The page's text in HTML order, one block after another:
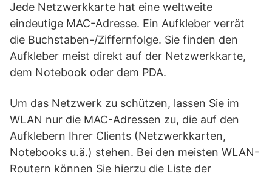
Jede Netzwerkkarte hat eine weltweite
eindeutige MAC-Adresse. Ein Aufkleber verrät
die Buchstaben-/Ziffernfolge. Sie finden den
Aufkleber meist direkt auf der Netzwerkkarte,
dem Notebook oder dem PDA.
Um das Netzwerk zu schützen, lassen Sie im
WLAN nur die MAC-Adressen zu, die auf den
Aufklebern Ihrer Clients (Netzwerkkarten,
Notebooks u.ä.) stehen. Bei den meisten WLAN-
Routern können Sie hierzu die Liste der